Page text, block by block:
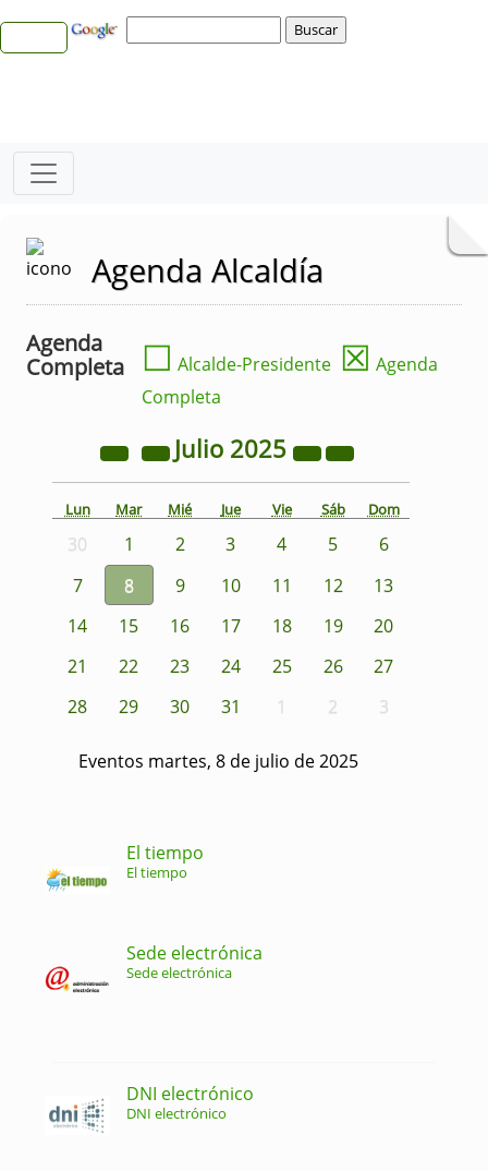
Agenda Alcaldía
Agenda
Completa
☐ Alcalde-Presidente ☒ Agenda
Completa
Julio 2025
Lun Mar Mié Jue Vie Sáb Dom
30 1 2 3 4 5
6
7
8 9 10 11 12
13
14
15 16 17 18 19
20
21
22 23 24 25 26
27
28
29 30 31 1 2 3
Eventos martes, 8 de julio de 2025
El tiempo
El tiempo
Sede electrónica
Sede electrónica
DNI electrónico
DNI electrónico